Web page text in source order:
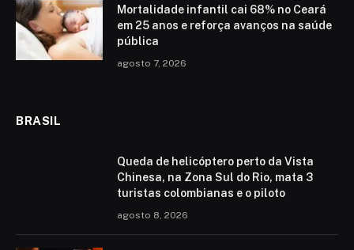
Mortalidade infantil cai 68% no Ceará
em 25 anos e reforça avanços na saúde
pública
agosto 7, 2026
BRASIL
Queda de helicóptero perto da Vista
Chinesa, na Zona Sul do Rio, mata 3
turistas colombianas e o piloto
agosto 8, 2026